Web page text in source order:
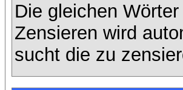
Die gleichen
Zensieren wird
sucht die zu